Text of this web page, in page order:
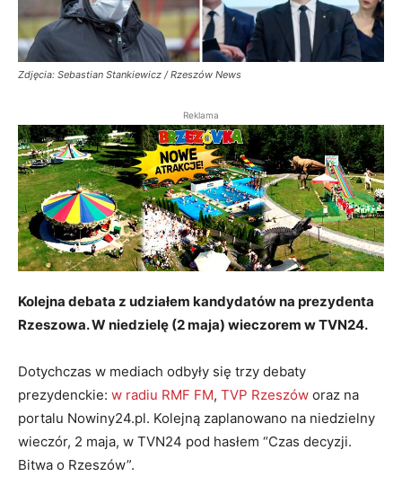
Zdjęcia: Sebastian Stankiewicz / Rzeszów News
Reklama
Kolejna debata z udziałem kandydatów na prezydenta
Rzeszowa. W niedzielę (2 maja) wieczorem w TVN24.
Dotychczas w mediach odbyły się trzy debaty
prezydenckie: w radiu RMF FM, TVP Rzeszów oraz na
portalu Nowiny24.pl. Kolejną zaplanowano na niedzielny
wieczór, 2 maja, w TVN24 pod hasłem “Czas decyzji.
Bitwa o Rzeszów”.